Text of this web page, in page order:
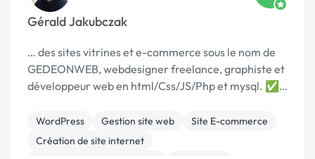
Gérald Jakubczak
… des sites vitrines et e-commerce sous le nom de
GEDEONWEB, webdesigner freelance, graphiste et
développeur web en html/Css/JS/Php et mysql. ✅
WordPress Gestion site web
Site E-commerce
Création de site internet